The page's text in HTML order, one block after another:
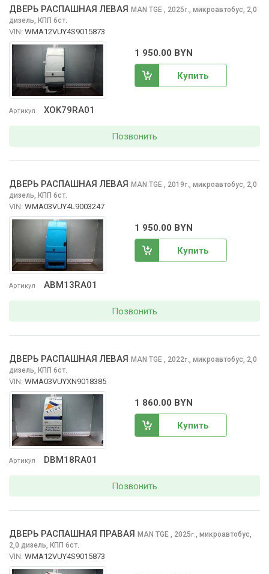
Артикул XOK79RA01
ДВЕРЬ РАСПАШНАЯ ЛЕВАЯ MAN TGE , 2025г. микроавтобус, 2,0
дизель, КПП 6ст.
VIN: WMA12VUY4S9015873
1 950.00 BYN
Купить
Позвонить
Артикул ABM13RA01
ДВЕРЬ РАСПАШНАЯ ЛЕВАЯ MAN TGE , 2019г. микроавтобус, 2,0
дизель, КПП 6ст.
VIN: WMA03VUY4L9003247
1 950.00 BYN
Купить
Позвонить
Артикул DBM18RA01
ДВЕРЬ РАСПАШНАЯ ЛЕВАЯ MAN TGE , 2022г. микроавтобус, 2,0
дизель, КПП 6ст.
VIN: WMA03VUYXN9018385
1 860.00 BYN
Купить
Позвонить
ДВЕРЬ РАСПАШНАЯ ПРАВАЯ MAN TGE , 2025г., микроавтобус,
2,0 дизель, КПП 6ст.
VIN: WMA12VUY4S9015873